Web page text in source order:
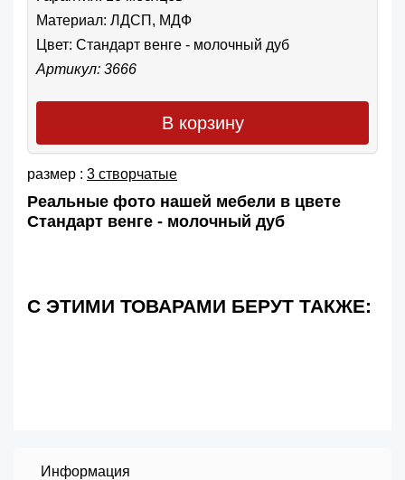
Материал: ЛДСП, МДФ
Цвет: Стандарт венге - молочный дуб
Артикул: 3666
В корзину
размер : 3 створчатые
Реальные фото нашей мебели в цвете
Стандарт венге - молочный дуб
С ЭТИМИ ТОВАРАМИ БЕРУТ ТАКЖЕ:
Информация